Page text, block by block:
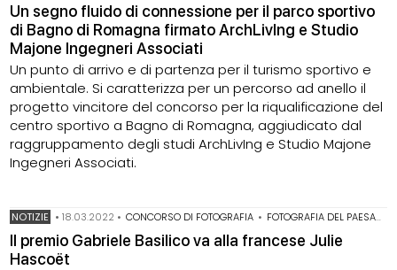
Un segno fluido di connessione per il parco sportivo
di Bagno di Romagna firmato ArchLivIng e Studio
Majone Ingegneri Associati
Un punto di arrivo e di partenza per il turismo sportivo e
ambientale. Si caratterizza per un percorso ad anello il
progetto vincitore del concorso per la riqualificazione del
centro sportivo a Bagno di Romagna, aggiudicato dal
raggruppamento degli studi ArchLivIng e Studio Majone
Ingegneri Associati.
NOTIZIE •18.03.2022 • CONCORSO DI FOTOGRAFIA • FOTOGRAFIA DEL PAESAGGIO
Il premio Gabriele Basilico va alla francese Julie
Hascoët